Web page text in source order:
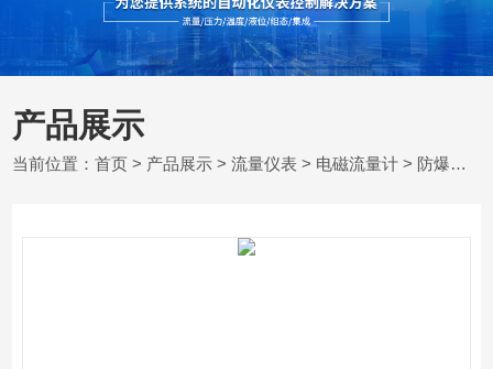
产品展示
当前位置：首页 > 产品展示 >流量仪表 > 电磁流量计 > 防爆型一体式电磁流量计